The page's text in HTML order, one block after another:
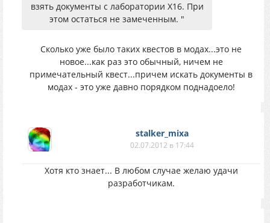
взять документы с лаборатории X16. При
этом остаться не замеченным. "
Сколько уже было таких квестов в модах...это не
новое...как раз это обычный, ничем не
примечательный квест...причем искать документы в
модах - это уже давно порядком поднадоело!
stalker_mixa
02.07.2012 в 17:44
Хотя кто знает... В любом случае желаю удачи
разработчикам.